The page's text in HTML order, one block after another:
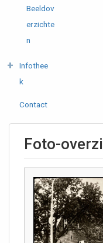
Beeldov
erzichte
n
Infothee
k
Contact
Foto-